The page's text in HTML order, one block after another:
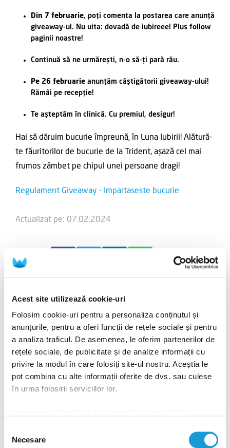
Acest site utilizează cookie-uri
Folosim cookie-uri pentru a personaliza conținutul și
anunțurile, pentru a oferi funcții de rețele sociale și pentru
a analiza traficul. De asemenea, le oferim partenerilor de
rețele sociale, de publicitate și de analize informații cu
privire la modul în care folosiți site-ul nostru. Aceștia le
pot combina cu alte informații oferite de dvs. sau culese
în urma folosirii serviciilor lor.
consimțământului
Necesare
Din 7 februarie, poți comenta la postarea care anunță
giveaway-ul. Nu uita: dovadă de iubireee! Plus follow
paginii noastre!
Continuă să ne urmărești, n-o să-ți pară rău.
Pe 26 februarie anunțăm câștigătorii giveaway-ului!
Rămâi pe recepție!
Te așteptăm în clinică. Cu premiul, desigur!
Hai să dăruim bucurie împreună, în Luna Iubirii! Alătură-
te făuritorilor de bucurie de la Trident, așază cel mai
frumos zâmbet pe chipul unei persoane dragi!
Regulament Giveaway – Impartaseste bucurie
Actualizat pe: 07.02.2024
Share pe:
Etichete:
Servicii recomandate